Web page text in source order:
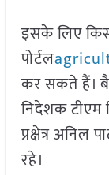
इसके लिए
पोर्टल
कर सकते हैं।
निदेशक टीएम
प्रक्षेत्र अनिल
रहे।